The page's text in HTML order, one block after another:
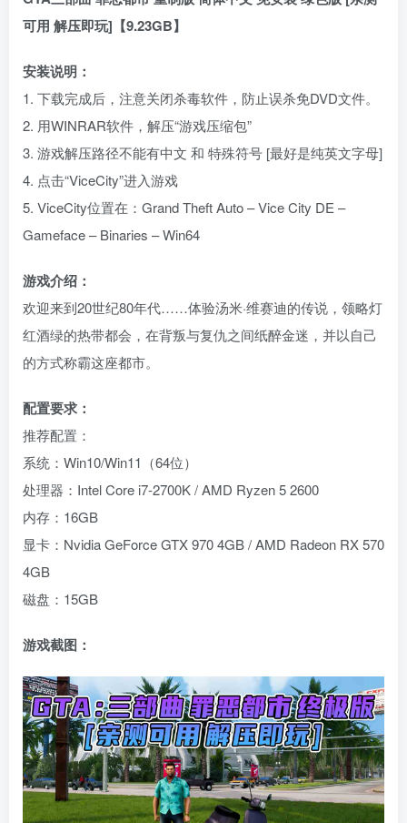
可用 解压即玩]【9.23GB】
安装说明：
1. 下载完成后，注意关闭杀毒软件，防止误杀免DVD文件。
2. 用WINRAR软件，解压“游戏压缩包”
3. 游戏解压路径不能有中文 和 特殊符号 [最好是纯英文字母]
4. 点击“ViceCity”进入游戏
5. ViceCity位置在：Grand Theft Auto – Vice City DE –
Gameface – Binaries – Win64
游戏介绍：
欢迎来到20世纪80年代……体验汤米·维赛迪的传说，领略灯
红酒绿的热带都会，在背叛与复仇之间纸醉金迷，并以自己
的方式称霸这座都市。
配置要求：
推荐配置：
系统：Win10/Win11（64位）
处理器：Intel Core i7-2700K / AMD Ryzen 5 2600
内存：16GB
显卡：Nvidia GeForce GTX 970 4GB / AMD Radeon RX 570
4GB
磁盘：15GB
游戏截图：